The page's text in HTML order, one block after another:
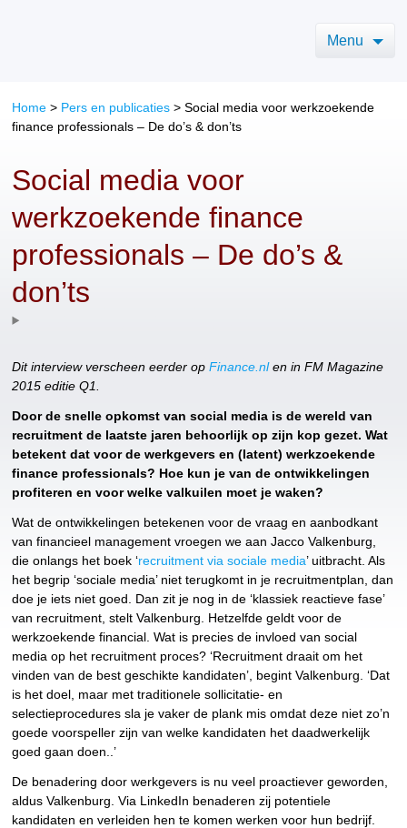
Menu
Home > Pers en publicaties >Social media voor werkzoekende
finance professionals – De do’s & don’ts
Social media voor
werkzoekende finance
professionals – De do’s &
don’ts
Dit interview verscheen eerder opFinance.nlen in FM Magazine
2015 editie Q1.
Door de snelle opkomst van social media is de wereld van
recruitment de laatste jaren behoorlijk op zijn kop gezet. Wat
betekent dat voor de werkgevers en (latent) werkzoekende
finance professionals? Hoe kun je van de ontwikkelingen
profiteren en voor welke valkuilen moet je waken?
Wat de ontwikkelingen betekenen voor de vraag en aanbodkant
van financieel management vroegen we aan Jacco Valkenburg,
die onlangs het boek ‘recruitment via sociale media’ uitbracht. Als
het begrip ‘sociale media’ niet terugkomt in je recruitmentplan, dan
doe je iets niet goed. Dan zit je nog in de ‘klassiek reactieve fase’
van recruitment, stelt Valkenburg. Hetzelfde geldt voor de
werkzoekende financial. Wat is precies de invloed van social
media op het recruitment proces? ‘Recruitment draait om het
vinden van de best geschikte kandidaten’, begint Valkenburg. ‘Dat
is het doel, maar met traditionele sollicitatie- en
selectieprocedures sla je vaker de plank mis omdat deze niet zo’n
goede voorspeller zijn van welke kandidaten het daadwerkelijk
goed gaan doen..’
De benadering door werkgevers is nu veel proactiever geworden,
aldus Valkenburg. Via LinkedIn benaderen zij potentiele
kandidaten en verleiden hen te komen werken voor hun bedrijf.